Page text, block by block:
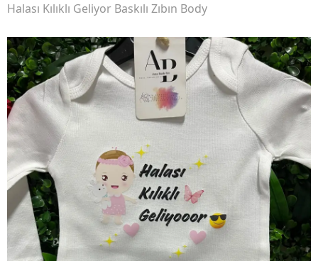
Halası Kılıklı Geliyor Baskılı Zıbın Body